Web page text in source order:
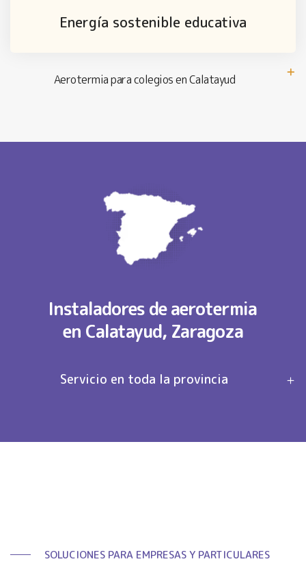
Energía sostenible educativa
Aerotermia para colegios en Calatayud
Instaladores de aerotermia
en Calatayud, Zaragoza
Servicio en toda la provincia
SOLUCIONES PARA EMPRESAS Y PARTICULARES